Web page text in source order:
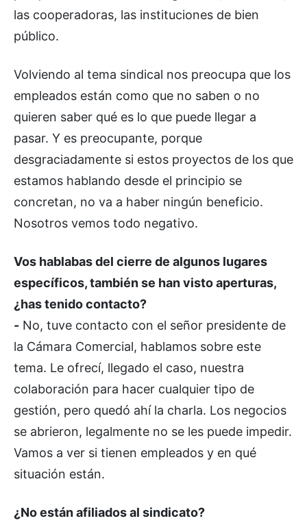
las cooperadoras, las instituciones de bien
público.
Volviendo al tema sindical nos preocupa que los
empleados están como que no saben o no
quieren saber qué es lo que puede llegar a
pasar. Y es preocupante, porque
desgraciadamente si estos proyectos de los que
estamos hablando desde el principio se
concretan, no va a haber ningún beneficio.
Nosotros vemos todo negativo.
Vos hablabas del cierre de algunos lugares
específicos, también se han visto aperturas,
¿has tenido contacto?
- No, tuve contacto con el señor presidente de
la Cámara Comercial, hablamos sobre este
tema. Le ofrecí, llegado el caso, nuestra
colaboración para hacer cualquier tipo de
gestión, pero quedó ahí la charla. Los negocios
se abrieron, legalmente no se les puede impedir.
Vamos a ver si tienen empleados y en qué
situación están.
¿No están afiliados al sindicato?